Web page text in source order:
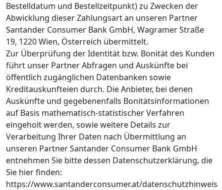
Bestelldatum und Bestellzeitpunkt) zu Zwecken der
Abwicklung dieser Zahlungsart an unseren Partner
Santander Consumer Bank GmbH, Wagramer Straße
19, 1220 Wien, Österreich übermittelt.
Zur Überprüfung der Identität bzw. Bonität des Kunden
führt unser Partner Abfragen und Auskünfte bei
öffentlich zugänglichen Datenbanken sowie
Kreditauskunfteien durch. Die Anbieter, bei denen
Auskünfte und gegebenenfalls Bonitätsinformationen
auf Basis mathematisch-statistischer Verfahren
eingeholt werden, sowie weitere Details zur
Verarbeitung Ihrer Daten nach Übermittlung an
unseren Partner Santander Consumer Bank GmbH
entnehmen Sie bitte dessen Datenschutzerklärung, die
Sie hier finden:
https://www.santanderconsumer.at/datenschutzhinweis